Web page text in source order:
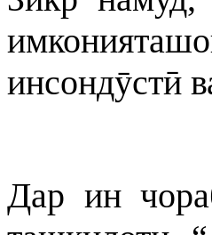
инсондӯстӣ
Дар ин